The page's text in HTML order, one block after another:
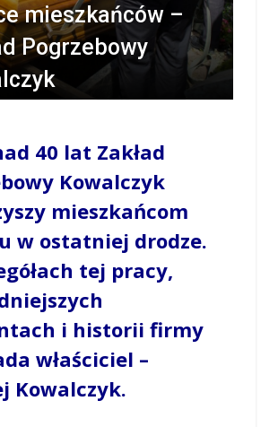
mieszkańców –
Pogrzebowy
40 lat Zakład
Kowalczyk
mieszkańcom
w ostatniej drodze.
tej pracy,
i historii firmy
właściciel –
Kowalczyk.